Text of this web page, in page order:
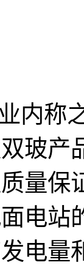
称之
玻产
量保
电站
电量